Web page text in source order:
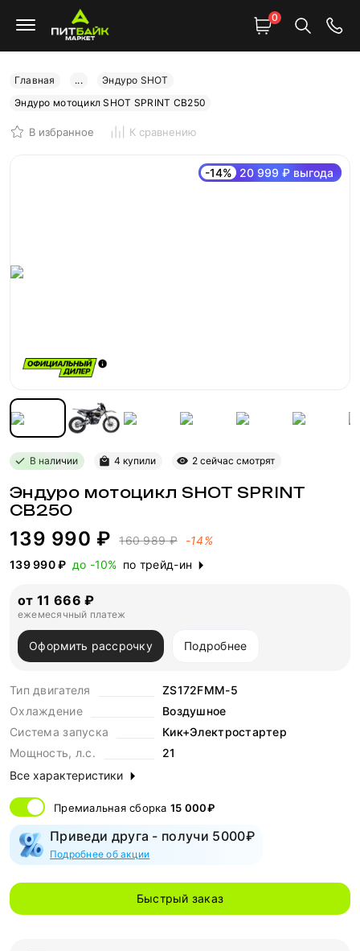
0
Главная ...
Эндуро SHOT
Эндуро мотоцикл SHOT SPRINT CB250
В избранное К сравнению
-14% 20 999 ₽ выгода
В наличии 4 купили 2 сейчас смотрят
Эндуро мотоцикл SHOT SPRINT
CB250
139 990 ₽ 160 989 ₽
-14%
139 990 ₽ до -10% по трейд-ин
от 11 666 ₽
ежемесячный платеж
Оформить рассрочку Подробнее
Тип двигателя
ZS172FMM-5
Охлаждение
Воздушное
Система запуска
Кик+Электростартер
Мощность, л.с.
21
Все характеристики
Премиальная сборка 15 000₽
Приведи друга - получи 5000₽
Подробнее об акции
Быстрый заказ